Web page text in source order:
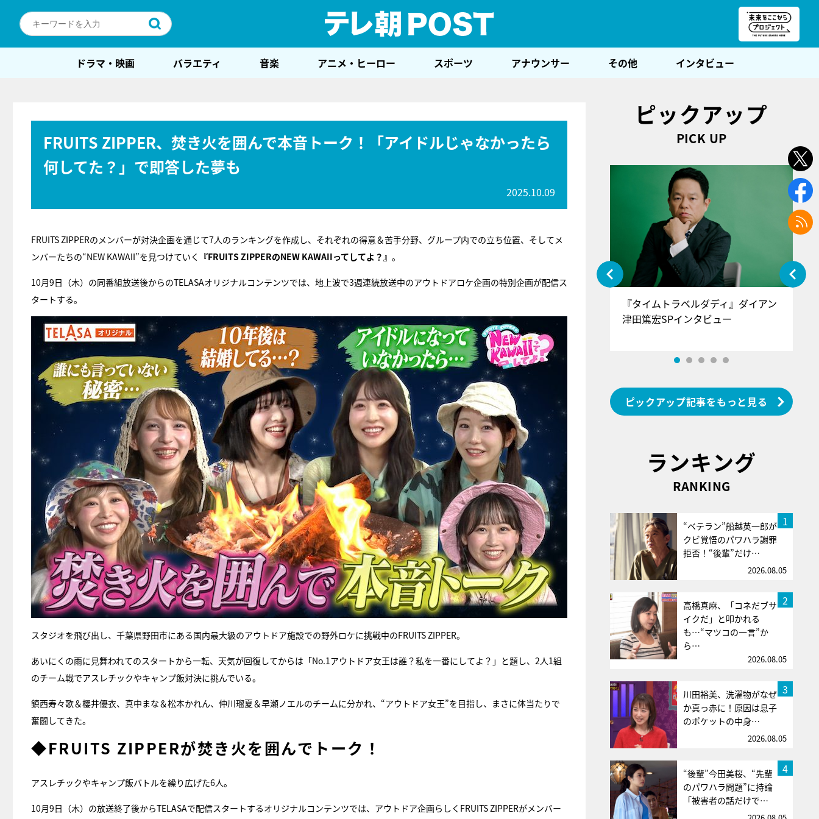
ドラマ・映画 バラエティ 音楽 アニメ・ヒーロー スポーツ アナウンサー その他 インタビュー
FRUITS ZIPPER、焚き火を囲んで本音トーク！「アイドルじゃなかったら
何してた？」で即答した夢も
2025.10.09
FRUITS ZIPPERのメンバーが対決企画を通じて7人のランキングを作成し、それぞれの得意＆苦手分野、グループ内での立ち位置、そしてメ
ンバーたちの“NEW KAWAII”を見つけていく 『FRUITS ZIPPERのNEW KAWAIIってしてよ？』 。
10月9日（木）の同番組放送後からのTELASAオリジナルコンテンツでは、地上波で3週連続放送中のアウトドアロケ企画の特別企画が配信ス
タートする。
スタジオを飛び出し、千葉県野田市にある国内最大級のアウトドア施設での野外ロケに挑戦中のFRUITS ZIPPER。
あいにくの雨に見舞われてのスタートから一転、天気が回復してからは「No.1アウトドア女王は誰？私を一番にしてよ？」と題し、2人1組
のチーム戦でアスレチックやキャンプ飯対決に挑んでいる。
鎮西寿々歌＆櫻井優衣、真中まな＆松本かれん、仲川瑠夏＆早瀬ノエルのチームに分かれ、“アウトドア女王”を目指し、まさに体当たりで
奮闘してきた。
◆FRUITS ZIPPERが焚き火を囲んでトーク！
アスレチックやキャンプ飯バトルを繰り広げた6人。
10月9日（木）の放送終了後からTELASAで配信スタートするオリジナルコンテンツでは、アウトドア企画らしくFRUITS ZIPPERがメンバー
ピックアップ
PICK UP
E齋藤樹愛羅＆佐々木舞香SPインタ
ビュー
『タイムトラベルダディ』ダイアン
津田篤宏SPインタビュー
ピックアップ記事をもっと見る
ランキング
RANKING
1
“ベテラン”船越英一郎が
クビ覚悟のパワハラ謝罪
拒否！“後輩”だけ…
2026.08.05
2
高橋真麻、「コネだブサ
イクだ」と叩かれる
も…“マツコの一言”か
ら…
2026.08.05
3
川田裕美、洗濯物がなぜ
か真っ赤に！原因は息子
のポケットの中身…
2026.08.05
4
“後輩”今田美桜、“先輩
のパワハラ問題”に持論
「被害者の話だけで…